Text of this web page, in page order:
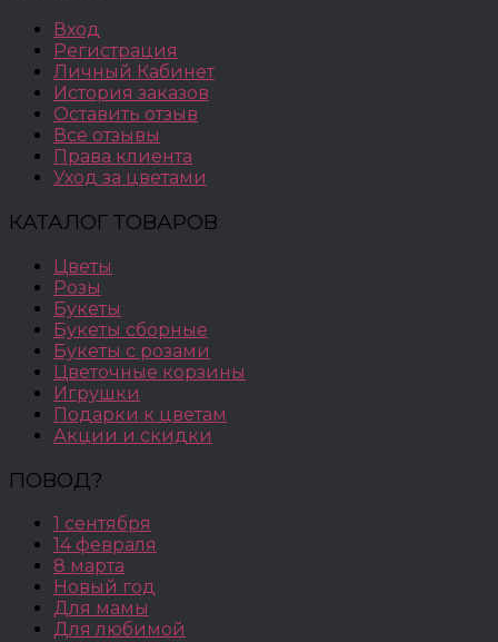
Вход
Регистрация
Личный Кабинет
История заказов
Оставить отзыв
Все отзывы
Права клиента
Уход за цветами
КАТАЛОГ ТОВАРОВ
Цветы
Розы
Букеты
Букеты сборные
Букеты с розами
Цветочные корзины
Игрушки
Подарки к цветам
Акции и скидки
ПОВОД?
1 сентября
14 февраля
8 марта
Новый год
Для мамы
Для любимой